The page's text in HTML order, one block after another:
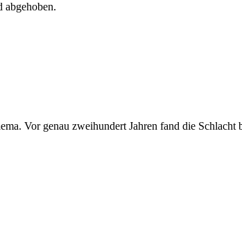
abgehoben.
Vor genau zweihundert Jahren fand die Schlacht